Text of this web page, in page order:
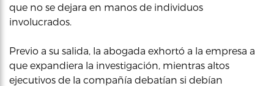
que no se dejara en manos de individuos
involucrados.
Previo a su salida, la abogada exhortó a la empresa a
que expandiera la investigación, mientras altos
ejecutivos de la compañía debatían si debían